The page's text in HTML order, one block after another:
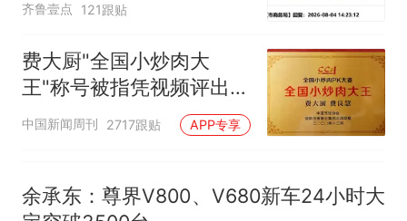
齐鲁壹点 121跟贴
费大厨"全国小炒肉大
王"称号被指凭视频评出
官方回应
中国新闻周刊 2717跟贴 APP专享
余承东：尊界V800、V680新车24小时大